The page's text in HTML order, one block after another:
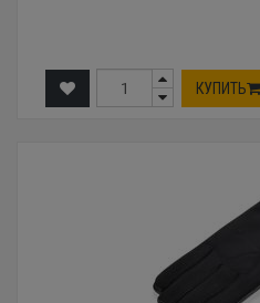
КУПИТЬ